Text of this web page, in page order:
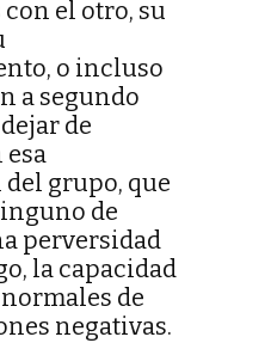
el otro, su
o incluso
a segundo
de
esa
grupo, que
de
perversidad
la capacidad
de
negativas.